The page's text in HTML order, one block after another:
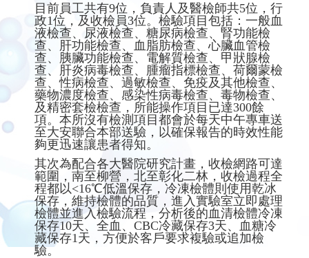
目前員工共有9位，負責人及醫檢師共5位，行
政1位，及收檢員3位。檢驗項目包括：一般血
液檢查、尿液檢查、糖尿病檢查、腎功能檢
查、肝功能檢查、血脂肪檢查、心臟血管檢
查、胰臟功能檢查、電解質檢查、甲狀腺檢
查、肝炎病毒檢查、腫瘤指標檢查、荷爾蒙檢
查、性病檢查、過敏檢查、免疫及其他檢查、
藥物濃度檢查、感染性病毒檢查、毒物檢查、
及精密套檢檢查，所能操作項目已達300餘
項。本所沒有檢測項目都會於每天中午專車送
至大安聯合本部送驗，以確保報告的時效性能
夠更迅速讓患者得知。
其次為配合各大醫院研究計畫，收檢網路可達
範圍，南至柳營，北至彰化二林，收檢過程全
程都以<16℃低溫保存，冷凍檢體則使用乾冰
保存，維持檢體的品質，進入實驗室立即處理
檢體並進入檢驗流程，分析後的血清檢體冷凍
保存10天、全血、CBC冷藏保存3天、血糖冷
藏保存1天，方便於客戶要求複驗或追加檢
驗。